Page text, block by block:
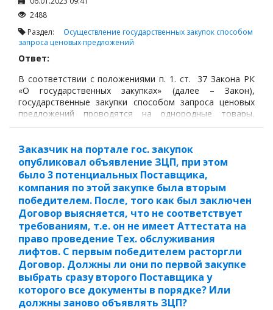
2488
Раздел: Осуществление государственных закупок способом
запроса ценовых предложений
Ответ:
В соответствии с положениями п. 1. ст. 37 Закона РК
«О государственных закупках» (далее – Закон),
государственные закупки способом запроса ценовых
предложений проводятся на однородные товары,
работы, услуги, если годовые объемы таких
выражении не превышают восьмитысячекратный
размер месячного расчетного показателя,
установленного на соответствующий финансовый год
законом о республиканском бюджете. При этом
решающим условием является цена.
Заказчик на портале гос. закупок
опубликовал объявление ЗЦП, при этом
было 3 потенциальных Поставщика,
компания по этой закупке была вторым
победителем. После, того как был заключен
Договор выясняется, что не соответствует
требованиям, т.е. он не имеет Аттестата на
право проведение Тех. обслуживания
лифтов. С первым победителем расторгли
Договор. Должны ли они по первой закупке
выбрать сразу второго Поставщика у
которого все документы в порядке? Или
должны заново объявлять ЗЦП?